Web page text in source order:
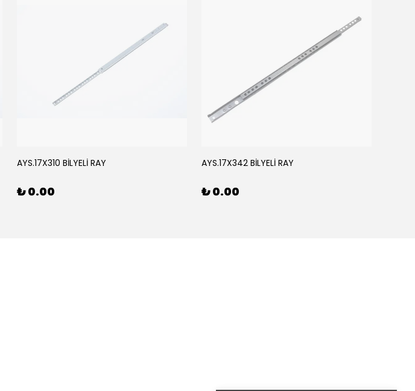
AYS.17X310 BİLYELİ RAY
₺ 0.00
AYS.17X342 BİLYELİ RAY
₺ 0.00